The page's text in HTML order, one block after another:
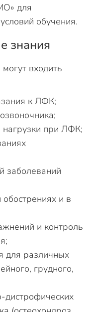
для
обучения.
знания
входить
к ЛФК;
нагрузки при ЛФК;
заболеваний
и в
и контроль
для различных
грудного,
дистрофических